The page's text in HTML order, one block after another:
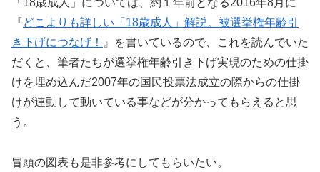
「18歳成人」については、約１年前となる2016年8月に
『どこよりも詳しい「18歳成人」解説。被選挙権年齢引
き下げにつなげ！
』を書いているので、これを読んでいた
だくと、筆者たちが選挙権年齢引き下げ実現のための仕掛
けを埋め込んだ2007年の国民投票法成立の際からの仕掛
けが連動して動いている事などが分かってもらえると思
う。
冒頭の図表も是非参考にしてもらいたい。